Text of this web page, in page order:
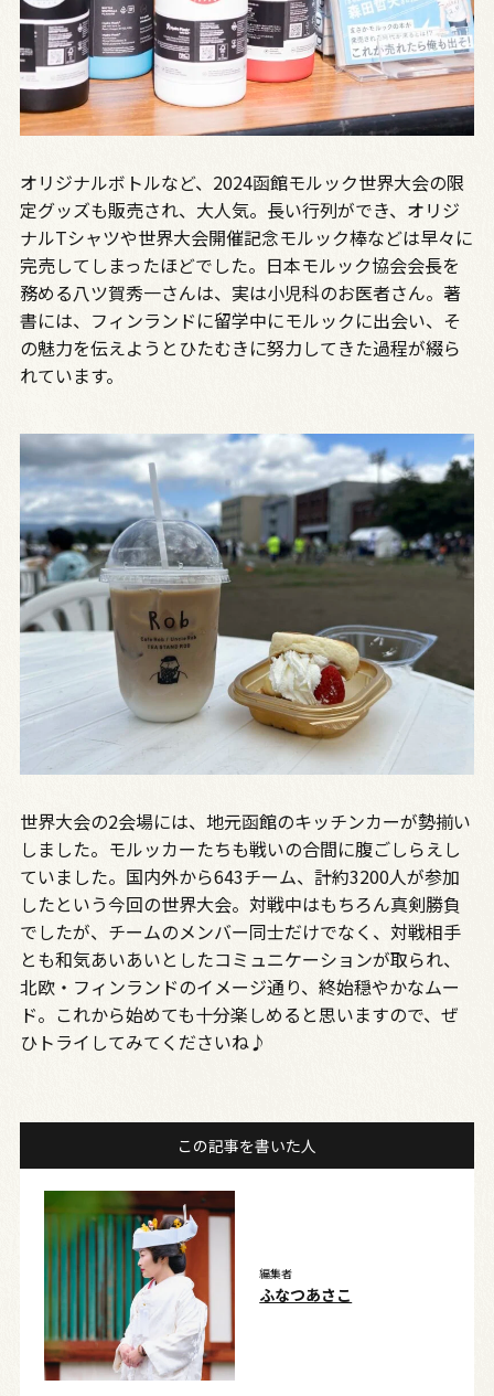
オリジナルボトルなど、2024函館モルック世界大会の限
定グッズも販売され、大人気。長い行列ができ、オリジ
ナルTシャツや世界大会開催記念モルック棒などは早々に
完売してしまったほどでした。日本モルック協会会長を
務める八ツ賀秀一さんは、実は小児科のお医者さん。著
書には、フィンランドに留学中にモルックに出会い、そ
の魅力を伝えようとひたむきに努力してきた過程が綴ら
れています。
世界大会の2会場には、地元函館のキッチンカーが勢揃い
しました。モルッカーたちも戦いの合間に腹ごしらえし
ていました。国内外から643チーム、計約3200人が参加
したという今回の世界大会。対戦中はもちろん真剣勝負
でしたが、チームのメンバー同士だけでなく、対戦相手
とも和気あいあいとしたコミュニケーションが取られ、
北欧・フィンランドのイメージ通り、終始穏やかなムー
ド。これから始めても十分楽しめると思いますので、ぜ
ひトライしてみてくださいね♪
この記事を書いた人
編集者
ふなつあさこ